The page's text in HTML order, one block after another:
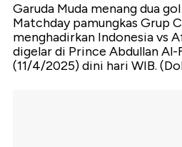
Garuda Muda menang dua
Matchday pamungkas Grup
menghadirkan Indonesia vs
digelar di Prince Abdullan
(11/4/2025) dini hari WIB.